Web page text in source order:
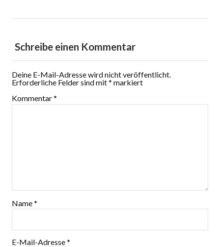
Schreibe einen Kommentar
Deine E-Mail-Adresse wird nicht veröffentlicht.
Erforderliche Felder sind mit* markiert
Kommentar*
Name*
E-Mail-Adresse*